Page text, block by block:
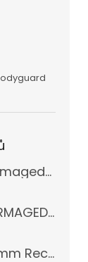
Warhammer 40k Armageddon Orks (Bazar)
hvězdiček.
WARHAMMER 40K ARMAGEDDON 11 EDICE
hvězdiček.
Citadel 50mm x 75mm Rectangular Bases